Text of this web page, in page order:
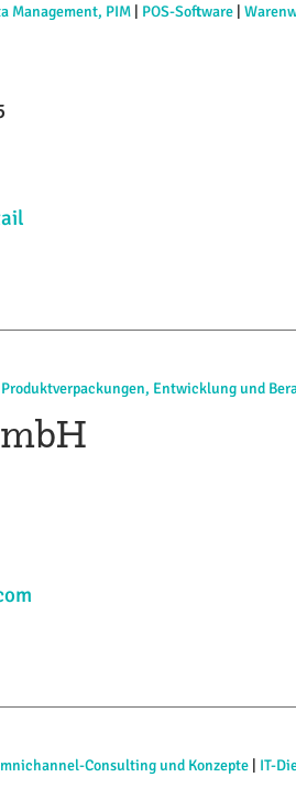
Management, PIM POS-Software |
Produktverpackungen, Entwicklung und
Consulting und Konzepte IT-